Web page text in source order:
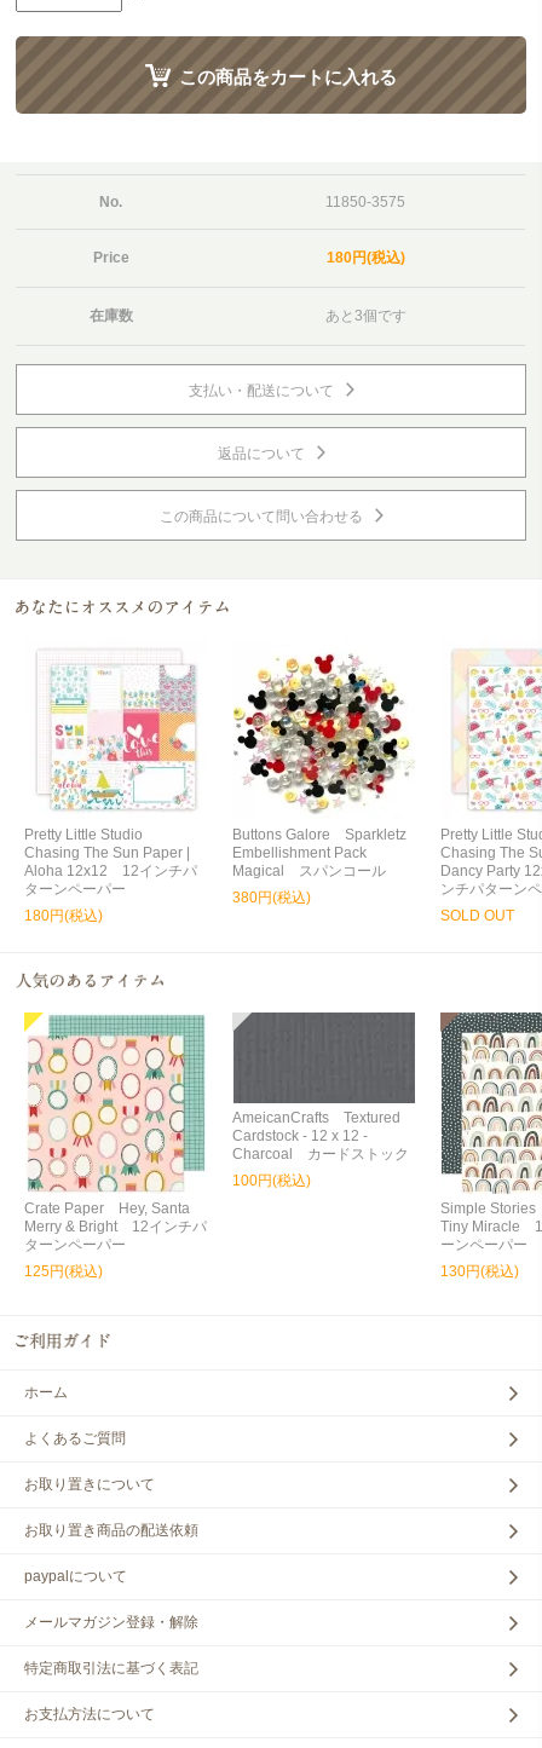
この商品をカートに入れる
No. 11850-3575
Price 180円(税込)
在庫数 あと3個です
支払い・配送について
返品について
この商品について問い合わせる
Pretty Little Studio
Chasing The Sun Paper |
Aloha 12x12 12インチパ
ターンペーパー
180円(税込)
Buttons Galore Sparkletz
Embellishment Pack
Magical スパンコール
380円(税込)
Pretty Little
Chasing The
Dancy Party
ンチパターン
SOLD OUT
Crate Paper Hey, Santa
Merry & Bright 12インチパ
ターンペーパー
125円(税込)
AmeicanCrafts Textured
Cardstock - 12 x 12 -
Charcoal カードストック
100円(税込)
Simple
Tiny Miracle
ーンペーパー
130円(税込)
ホーム
よくあるご質問
お取り置きについて
お取り置き商品の配送依頼
paypalについて
メールマガジン登録・解除
特定商取引法に基づく表記
お支払方法について